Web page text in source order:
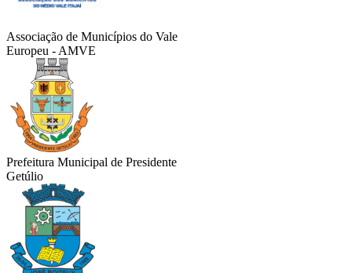
Associação de Municípios do Vale
Europeu - AMVE
Prefeitura Municipal de Presidente
Getúlio